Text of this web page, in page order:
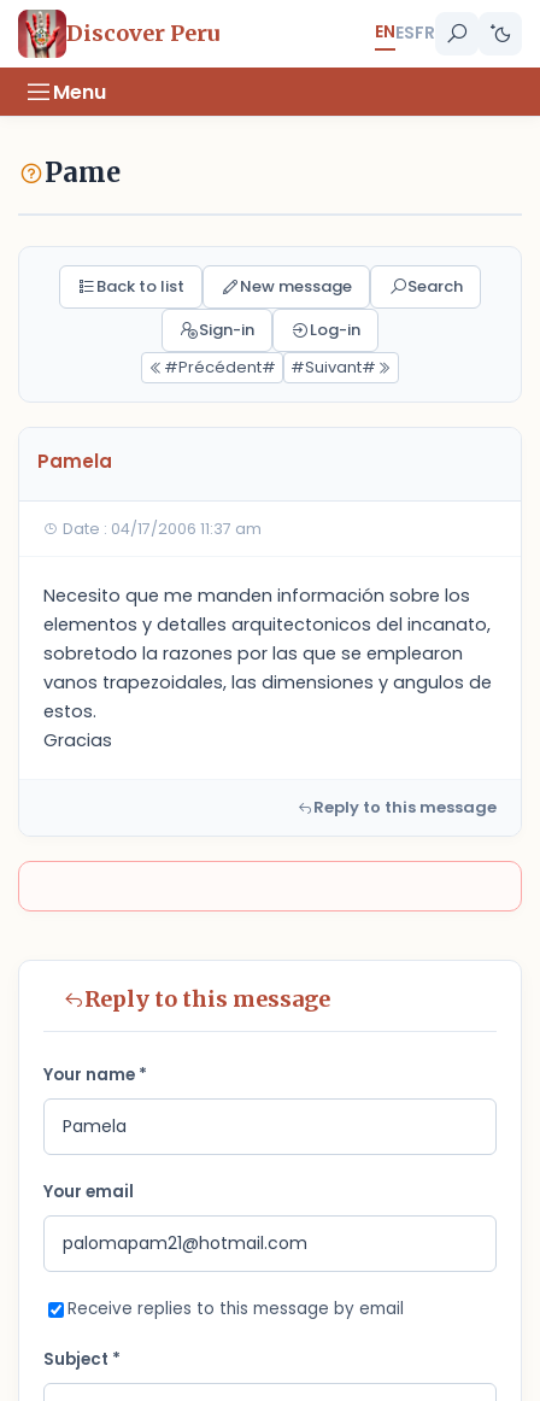
Discover Peru ENESFR
Menu
Pame
Back to list New message
Search
Sign-in
Log-in
#Précédent#
#Suivant#
Pamela
Date : 04/17/2006 11:37 am
Necesito que me manden información sobre los
elementos y detalles arquitectonicos del incanato,
sobretodo la razones por las que se emplearon
vanos trapezoidales, las dimensiones y angulos de
estos.
Gracias
Reply to this message
Reply to this message
Your name *
Your email
Receive replies to this message by email
Subject *